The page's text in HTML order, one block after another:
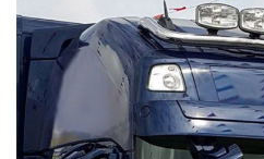
TGL
TGS
TGX
Mercedes Actros
Mercedes Actros MP2